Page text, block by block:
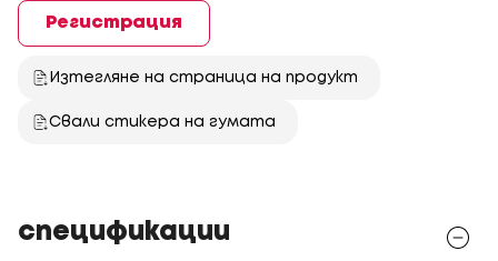
Регистрация
Изтегляне на страница на продукт
Свали стикера на гумата
спецификации